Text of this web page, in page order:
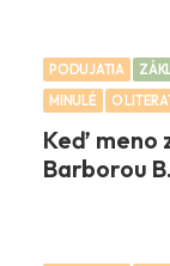
PODUJATIA
MINULÉ
O
Keď meno
Barborou